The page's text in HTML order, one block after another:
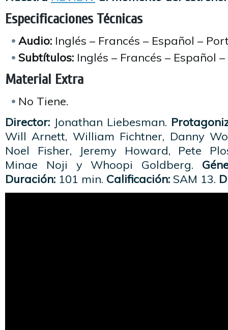
Especificaciones Técnicas
Audio: Inglés – Francés – Español –
Subtítulos: Inglés – Francés – Español
Material Extra
No Tiene.
Director: Jonathan Liebesman.
Will Arnett, William Fichtner, Danny
Noel Fisher, Jeremy Howard, Pete
Minae Noji y Whoopi Goldberg.
Duración: 101 min. Calificación: SAM 13.